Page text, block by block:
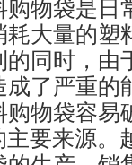
物袋是日
大量的塑
同时，由
了严重的
物袋容易
要来源。